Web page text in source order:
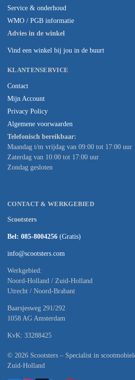
Service & onderhoud
WMO / PGB informatie
Advies in de winkel
Vind een winkel bij jou in de buurt
KLANTENSERVICE
Contact
Mijn Account
Privacy Policy
Algemene voorwaarden
Telefonisch bereikbaar:
Maandag t/m vrijdag van 09:00 tot 17:00 uur
Zaterdag van 10:00 tot 17:00 uur
Zondag gesloten
CONTACT & WERKGEBIED
Scootsters
Bel: 085-8004256 (Gratis)
info@scootsters.com
Werkgebied:
Noord-Holland / Zuid-Holland
Utrecht / Noord-Brabant
Baarsjesweg 291/292
1058 AG Amsterdam
KvK: 33288425
© 2026 Scootsters – Specialist in
Zuid-Holland